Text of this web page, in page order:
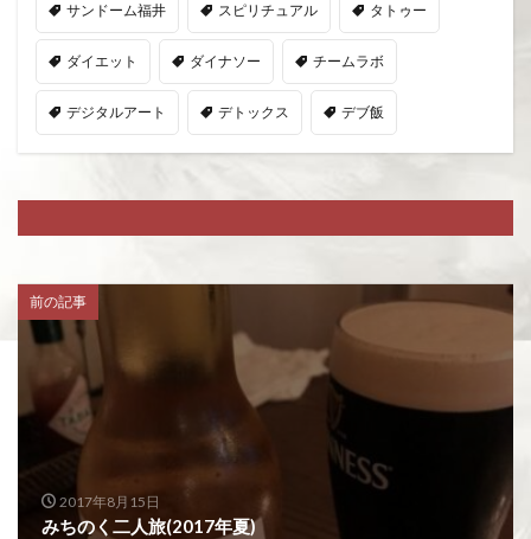
サンドーム福井 スピリチュアル タトゥー
ダイエット ダイナソー チームラボ
デジタルアート デトックス デブ飯
前の記事
2017年8月15日
みちのく二人旅(2017年夏)